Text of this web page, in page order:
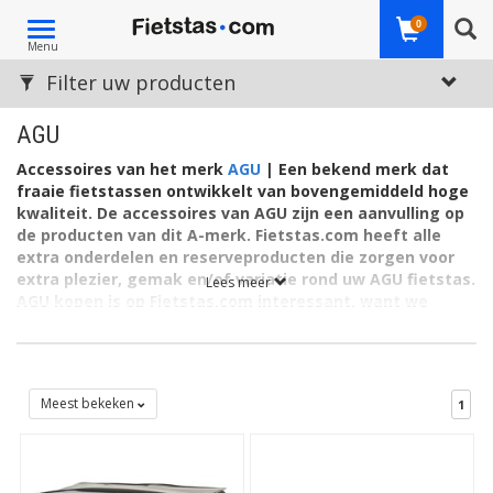
Toggle
navigation
Menu
0
AGU
Accessoires van het merk AGU | Een bekend merk dat
fraaie fietstassen ontwikkelt van bovengemiddeld hoge
kwaliteit. De accessoires van AGU zijn een aanvulling op
de producten van dit A-merk. Fietstas.com heeft alle
extra onderdelen en reserveproducten die zorgen voor
extra plezier, gemak en/of variatie rond uw AGU fietstas.
verzending.
finesses zijn ook hun accessoires gericht op het 365 dagen
zorgeloos kunnen fietsen. In elk weertype, zonder afleiding wat
aanduidingen als AGU Dryliner Technology, welded naden en
Lees meer
Filter uw producten
Meest bekeken 1